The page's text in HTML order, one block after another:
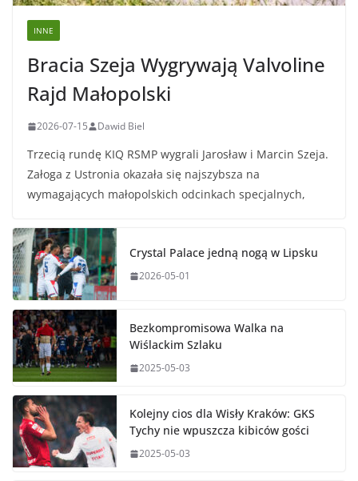
INNE
Bracia Szeja Wygrywają Valvoline
Rajd Małopolski
2026-07-15 Dawid Biel
Trzecią rundę KIQ RSMP wygrali Jarosław i Marcin Szeja.
Załoga z Ustronia okazała się najszybsza na
wymagających małopolskich odcinkach specjalnych,
Crystal Palace jedną nogą w Lipsku
2026-05-01
Bezkompromisowa Walka na
Wiślackim Szlaku
2025-05-03
Kolejny cios dla Wisły Kraków: GKS
Tychy nie wpuszcza kibiców gości
2025-05-03